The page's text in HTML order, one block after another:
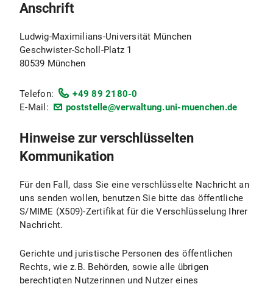
Anschrift
Ludwig-Maximilians-Universität München
Geschwister-Scholl-Platz 1
80539 München
Telefon:
+49 89 2180-0
E-Mail:
poststelle@verwaltung.uni-muenchen.de
Hinweise zur verschlüsselten
Kommunikation
Für den Fall, dass Sie eine verschlüsselte Nachricht an
uns senden wollen, benutzen Sie bitte das öffentliche
S/MIME (X509)-Zertifikat für die Verschlüsselung Ihrer
Nachricht.
Gerichte und juristische Personen des öffentlichen
Rechts, wie z.B. Behörden, sowie alle übrigen
berechtigten Nutzerinnen und Nutzer eines